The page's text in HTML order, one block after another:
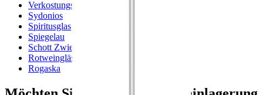
Verkostungsglas
Sydonios
Spiritusglas
Spiegelau
Schott Zwiesel Finesse
Rotweingläser
Rogaska